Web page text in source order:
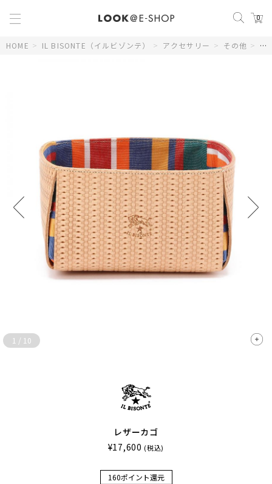
0
HOME > IL BISONTE（イルビゾンテ） > アクセサリー > その他 > レ
1 / 10
レザーカゴ
¥17,600 (税込)
160ポイント還元